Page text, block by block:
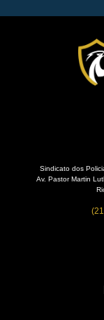
Sindicato dos
Av. Pastor Martin